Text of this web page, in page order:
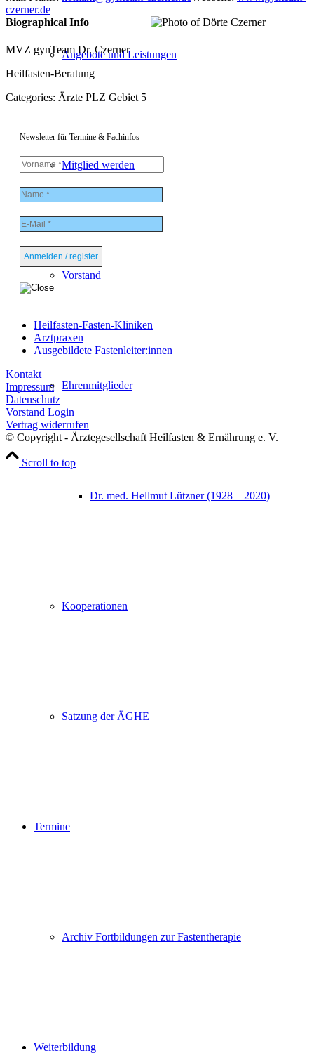
Angebote und Leistungen
Mitglied werden
Vorstand
Ehrenmitglieder
Dr. med. Hellmut Lützner (1928 – 2020)
Kooperationen
Satzung der ÄGHE
Termine
Archiv Fortbildungen zur Fastentherapie
Weiterbildung
czerner.de
Biographical Info
MVZ gynTeam Dr. Czerner
Heilfasten-Beratung
Categories: Ärzte PLZ Gebiet 5
Newsletter für Termine & Fachinfos
Heilfasten-Fasten-Kliniken
Arztpraxen
Ausgebildete Fastenleiter:innen
Kontakt
Impressum
Datenschutz
Vorstand Login
Vertrag widerrufen
© Copyright - Ärztegesellschaft Heilfasten & Ernährung e. V.
Scroll to top